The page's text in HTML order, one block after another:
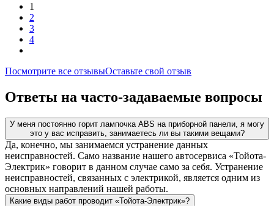
1
2
3
4
Посмотрите все отзывыОставьте свой отзыв
Ответы на часто-задаваемые вопросы
У меня постоянно горит лампочка ABS на приборной панели, я могу
это у вас исправить, занимаетесь ли вы такими вещами?
Да, конечно, мы занимаемся устранение данных
неисправностей. Само название нашего автосервиса «Тойота-
Электрик» говорит в данном случае само за себя. Устранение
неисправностей, связанных с электрикой, является одним из
основных направлений нашей работы.
Какие виды работ проводит «Тойота-Электрик»?